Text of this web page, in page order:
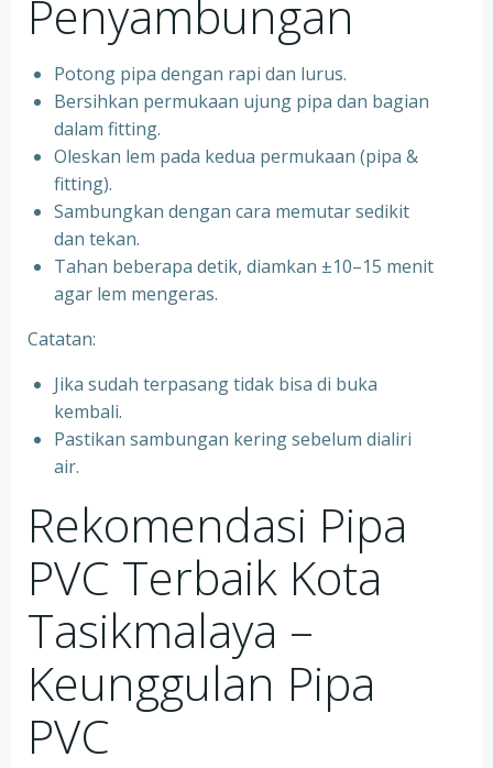
Penyambungan
Potong pipa dengan rapi dan lurus.
Bersihkan permukaan ujung pipa dan bagian
dalam fitting.
Oleskan lem pada kedua permukaan (pipa &
fitting).
Sambungkan dengan cara memutar sedikit
dan tekan.
Tahan beberapa detik, diamkan ±10–15 menit
agar lem mengeras.
Catatan:
Jika sudah terpasang tidak bisa di buka
kembali.
Pastikan sambungan kering sebelum dialiri
air.
Rekomendasi Pipa
PVC Terbaik Kota
Tasikmalaya –
Keunggulan Pipa
PVC